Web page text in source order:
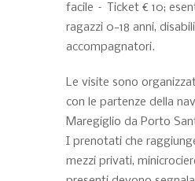
facile – Ticket € 10;
ragazzi 0-18 anni,
accompagnatori.
Le visite sono
con le partenze della
Maregiglio da Porto
I prenotati che
mezzi privati,